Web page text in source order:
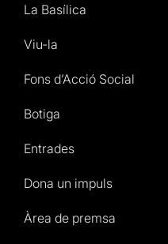
La Basílica
Viu-la
Fons d’Acció Social
Botiga
Entrades
Dona un impuls
Àrea de premsa